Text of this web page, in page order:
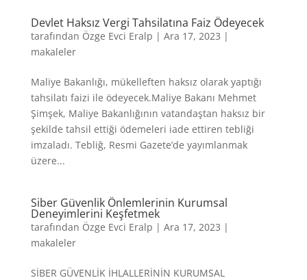
Devlet Haksız Vergi Tahsilatına Faiz Ödeyecek
tarafından Özge Evci Eralp | Ara 17, 2023 |
makaleler
Maliye Bakanlığı, mükelleften haksız olarak yaptığı
tahsilatı faizi ile ödeyecek.Maliye Bakanı Mehmet
Şimşek, Maliye Bakanlığının vatandaştan haksız bir
şekilde tahsil ettiği ödemeleri iade ettiren tebliği
imzaladı. Tebliğ, Resmi Gazete’de yayımlanmak
üzere...
Siber Güvenlik Önlemlerinin Kurumsal
Deneyimlerini Keşfetmek
tarafından Özge Evci Eralp | Ara 17, 2023 |
makaleler
SİBER GÜVENLİK İHLALLERİNİN KURUMSAL